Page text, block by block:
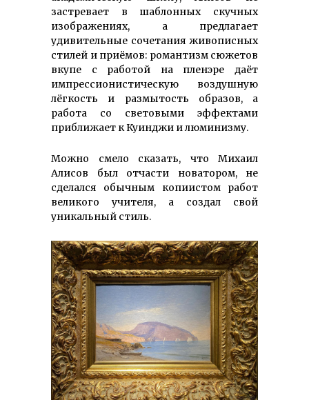
застревает в шаблонных скучных
изображениях, а предлагает
удивительные сочетания живописных
стилей и приёмов: романтизм сюжетов
вкупе с работой на пленэре даёт
импрессионистическую воздушную
лёгкость и размытость образов, а
работа со световыми эффектами
приближает к Куинджи и люминизму.
Можно смело сказать, что Михаил
Алисов был отчасти новатором, не
сделался обычным копиистом работ
великого учителя, а создал свой
уникальный стиль.